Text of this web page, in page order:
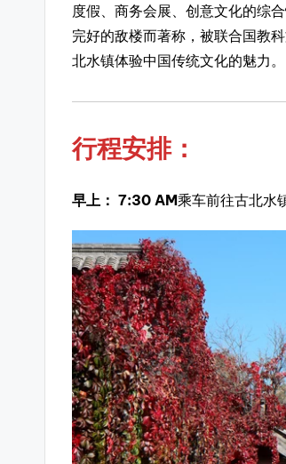
度假、商务会展、创意文化的综
完好的敌楼而著称，被联合国教
北水镇体验中国传统文化的魅力。
行程安排：
早上： 7:30 AM乘车前往古北水